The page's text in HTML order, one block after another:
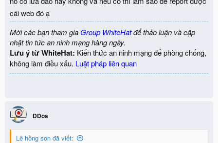
cái web đó ạ
Mời các bạn tham gia Group WhiteHatđể thảo luận và cập
nhật tin tức an ninh mạng hàng ngày.
Lưu ý từ WhiteHat: Kiến thức an ninh mạng để phòng chống,
không làm điều xấu. Luật pháp liên quan
DDos
Lê hồng sơn đã viết: